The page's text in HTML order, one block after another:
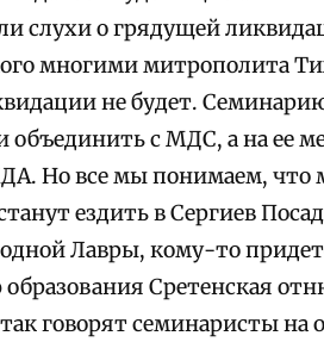
слухи о грядущей
многими митрополита
не будет.
объединить с МДС, а на ее
Но все мы понимаем, что
ездить в Сергиев
Лавры, кому-то
Сретенская
говорят семинаристы на